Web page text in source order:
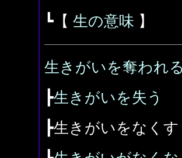
┗【 生の意味 】
生きがいを奪われる
┣生きがいを失う
┣生きがいをなくす